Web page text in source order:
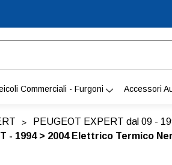
Commerciali - Furgoni Accessori
PEUGEOT EXPERT dal 09 -
1994 > 2004 Elettrico Termico